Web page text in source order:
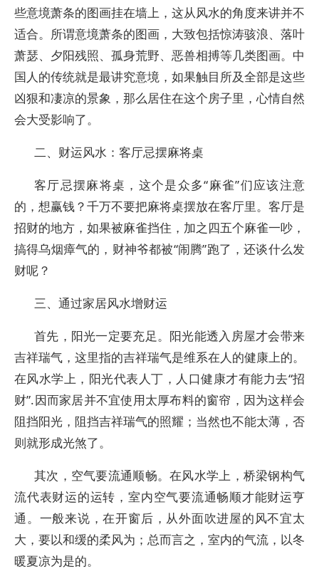
些意境萧条的图画挂在墙上，这从风水的角度来讲并不
适合。所谓意境萧条的图画，大致包括惊涛骇浪、落叶
萧瑟、夕阳残照、孤身荒野、恶兽相搏等几类图画。中
国人的传统就是最讲究意境，如果触目所及全部是这些
凶狠和凄凉的景象，那么居住在这个房子里，心情自然
会大受影响了。
二、财运风水：客厅忌摆麻将桌
客厅忌摆麻将桌，这个是众多“麻雀”们应该注意
的，想赢钱？千万不要把麻将桌摆放在客厅里。客厅是
招财的地方，如果被麻雀挡住，加之四五个麻雀一吵，
搞得乌烟瘴气的，财神爷都被“闹腾”跑了，还谈什么发
财呢？
三、通过家居风水增财运
首先，阳光一定要充足。阳光能透入房屋才会带来
吉祥瑞气，这里指的吉祥瑞气是维系在人的健康上的。
在风水学上，阳光代表人丁，人口健康才有能力去“招
财”.因而家居并不宜使用太厚布料的窗帘，因为这样会
阻挡阳光，阻挡吉祥瑞气的照耀；当然也不能太薄，否
则就形成光煞了。
其次，空气要流通顺畅。在风水学上，桥梁钢构气
流代表财运的运转，室内空气要流通畅顺才能财运亨
通。一般来说，在开窗后，从外面吹进屋的风不宜太
大，要以和缓的柔风为；总而言之，室内的气流，以冬
暖夏凉为是的。